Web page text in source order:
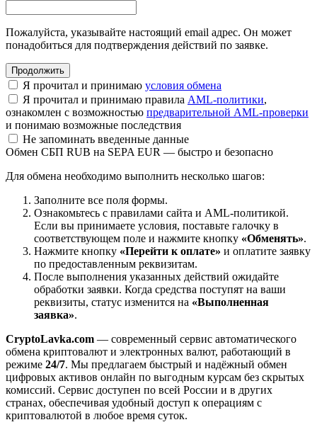
Пожалуйста, указывайте настоящий email адрес. Он может
понадобиться для подтверждения действий по заявке.
Я прочитал и принимаю условия обмена
Я прочитал и принимаю правила AML-политики,
ознакомлен с возможностью предварительной AML-проверки
и понимаю возможные последствия
Не запоминать введенные данные
Обмен СБП RUB на SEPA EUR — быстро и безопасно
Для обмена необходимо выполнить несколько шагов:
Заполните все поля формы.
Ознакомьтесь с правилами сайта и AML-политикой.
Если вы принимаете условия, поставьте галочку в
соответствующем поле и нажмите кнопку «Обменять».
Нажмите кнопку «Перейти к оплате» и оплатите заявку
по предоставленным реквизитам.
После выполнения указанных действий ожидайте
обработки заявки. Когда средства поступят на ваши
реквизиты, статус изменится на «Выполненная
заявка».
CryptoLavka.com — современный сервис автоматического
обмена криптовалют и электронных валют, работающий в
режиме 24/7. Мы предлагаем быстрый и надёжный обмен
цифровых активов онлайн по выгодным курсам без скрытых
комиссий. Сервис доступен по всей России и в других
странах, обеспечивая удобный доступ к операциям с
криптовалютой в любое время суток.